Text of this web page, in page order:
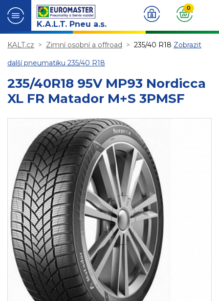
K.A.L.T. Pneu a.s.
0
KALT.cz Zimní osobní a offroad 235/40 R18 Zobrazit
další pneumatiku 235/40 R18
235/40R18 95V MP93 Nordicca
XL FR Matador M+S 3PMSF